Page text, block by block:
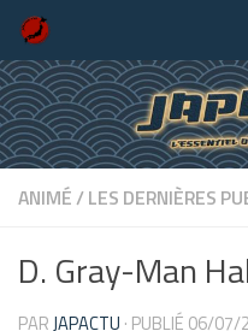
Skip to content
ANIMÉ/LES DERNIÈRES
D. Gray-Man
PARJAPACTU · PUBLIÉ 06/07/